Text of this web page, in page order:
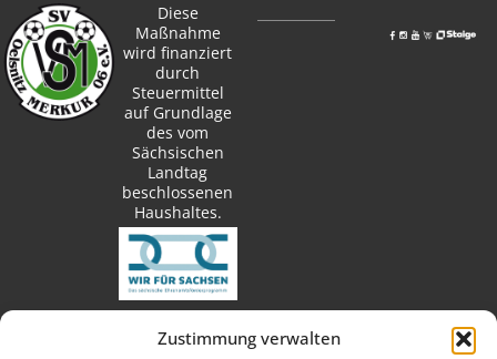
Zustimmung verwalten
Diese
Maßnahme
wird finanziert
durch
Steuermittel
auf Grundlage
des vom
Sächsischen
Landtag
beschlossenen
Haushaltes.